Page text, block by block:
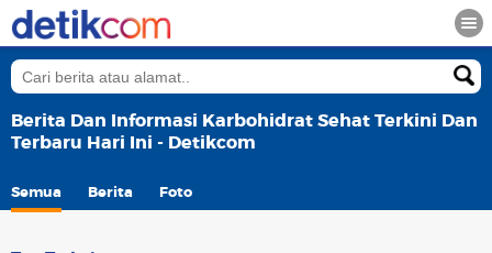
Berita Dan Informasi Karbohidrat Sehat Terkini Dan
Terbaru Hari Ini - Detikcom
Semua Berita Foto